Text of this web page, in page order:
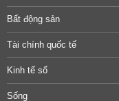
Bất động sản
Tài chính quốc tế
Kinh tế số
Sống